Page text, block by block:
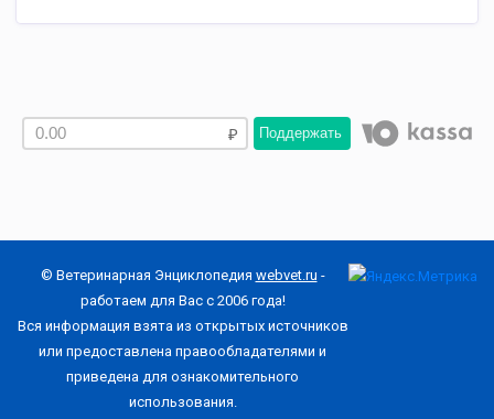
Поддержать
© Ветеринарная Энциклопедия webvet.ru -
работаем для Вас с 2006 года!
Вся информация взята из открытых источников
или предоставлена правообладателями и
приведена для ознакомительного
использования.